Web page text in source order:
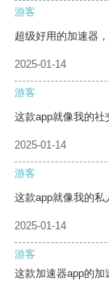
游客
超级好用的加速器
2025-01-14
游客
这款app就像我的社
2025-01-14
游客
这款app就像我的私
2025-01-14
游客
这款加速器app的